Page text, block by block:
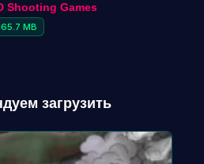
Shooting Games
MB
загрузить